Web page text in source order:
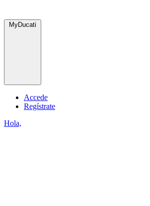
MyDucati
Accede
Regístrate
Hola,